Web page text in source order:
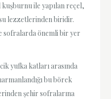
kuşburnu ile yapılan reçel,
lezzetlerinden biridir.
sofralarda önemli bir yer
yufka katları arasında
bu börek
şehir sofralarına